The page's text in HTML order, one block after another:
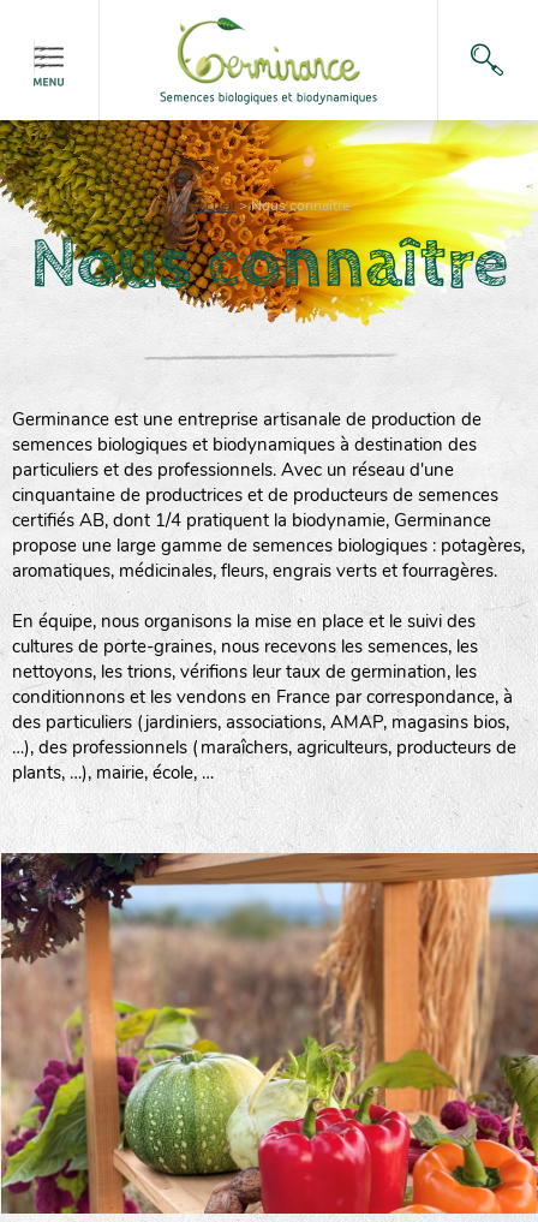
Accueil>Nous connaître
Nous connaître
Germinance est une entreprise artisanale de production de
semences biologiques et biodynamiques à destination des
particuliers et des professionnels. Avec un réseau d'une
cinquantaine de productrices et de producteurs de semences
certifiés AB, dont 1/4 pratiquent la biodynamie, Germinance
propose une large gamme de semences biologiques : potagères,
aromatiques, médicinales, fleurs, engrais verts et fourragères.
En équipe, nous organisons la mise en place et le suivi des
cultures de porte-graines, nous recevons les semences, les
nettoyons, les trions, vérifions leur taux de germination, les
conditionnons et les vendons en France par correspondance, à
des particuliers (jardiniers, associations, AMAP, magasins bios,
…), des professionnels (maraîchers, agriculteurs, producteurs de
plants, …), mairie, école, …